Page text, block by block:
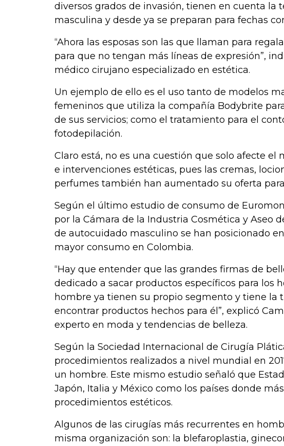
diversos grados de invasión, tienen en cuenta la
masculina y desde ya se preparan para fechas
“Ahora las esposas son las que llaman para
para que no tengan más líneas de expresión”,
médico cirujano especializado en estética.
Un ejemplo de ello es el uso tanto de modelos
femeninos que utiliza la compañía Bodybrite
de sus servicios; como el tratamiento para el
fotodepilación.
Claro está, no es una cuestión que solo afecte el
e intervenciones estéticas, pues las cremas,
perfumes también han aumentado su oferta
Según el último estudio de consumo de
por la Cámara de la Industria Cosmética y Aseo
de autocuidado masculino se han posicionado
mayor consumo en Colombia.
“Hay que entender que las grandes firmas de
dedicado a sacar productos específicos para los
hombre ya tienen su propio segmento y tiene la
encontrar productos hechos para él”, explicó
experto en moda y tendencias de belleza.
Según la Sociedad Internacional de Cirugía
procedimientos realizados a nivel mundial en
un hombre. Este mismo estudio señaló que
Japón, Italia y México como los países donde
procedimientos estéticos.
Algunos de las cirugías más recurrentes en
misma organización son: la blefaroplastia,